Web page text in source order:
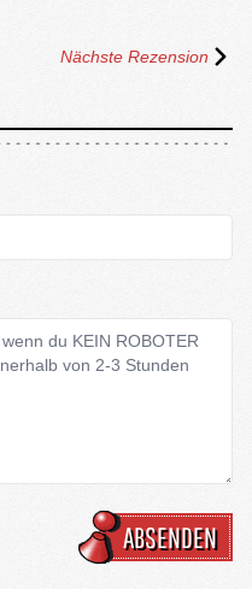
Nächste Rezension
ABSENDEN